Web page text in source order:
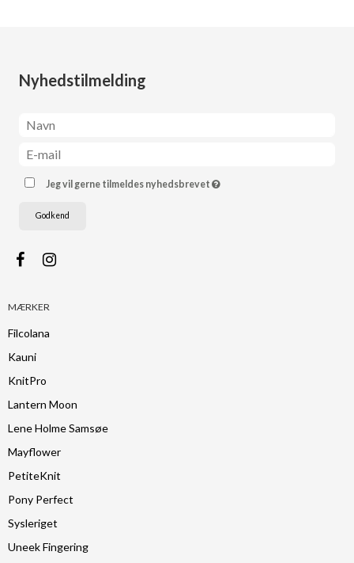
Nyhedstilmelding
Jeg vil gerne tilmeldes nyhedsbrevet
Godkend
MÆRKER
Filcolana
Kauni
KnitPro
Lantern Moon
Lene Holme Samsøe
Mayflower
PetiteKnit
Pony Perfect
Sysleriget
Uneek Fingering